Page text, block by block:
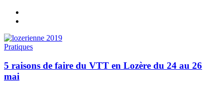
Pratiques
5 raisons de faire du VTT en Lozère du 24 au 26
mai